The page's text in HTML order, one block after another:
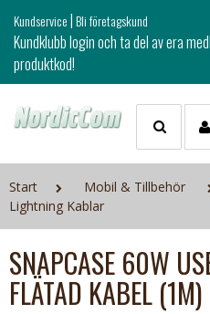
Kundservice|Bli företagskund
Kundklubb login och ta del av era
produktkod!
Start Mobil & Tillbehör
Lightning Kablar
SNAPCASE 60W
FLÄTAD KABEL (1M)